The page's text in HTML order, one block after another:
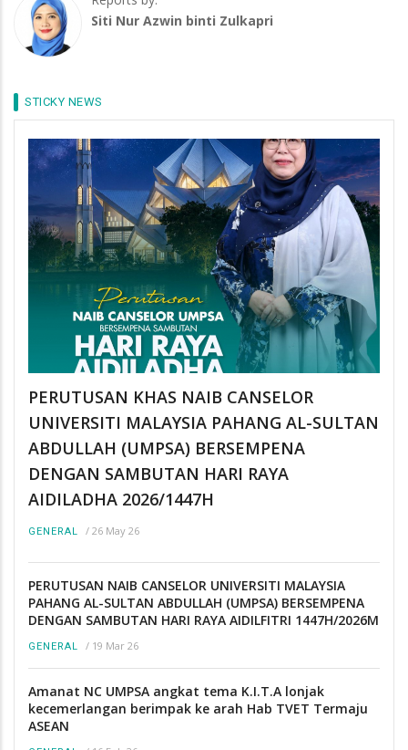
Siti Nur Azwin binti Zulkapri
STICKY NEWS
PERUTUSAN KHAS NAIB CANSELOR
UNIVERSITI MALAYSIA PAHANG AL-SULTAN
ABDULLAH (UMPSA) BERSEMPENA
DENGAN SAMBUTAN HARI RAYA
AIDILADHA 2026/1447H
GENERAL / 26 May 26
PERUTUSAN NAIB CANSELOR UNIVERSITI MALAYSIA
PAHANG AL-SULTAN ABDULLAH (UMPSA) BERSEMPENA
DENGAN SAMBUTAN HARI RAYA AIDILFITRI 1447H/2026M
GENERAL / 19 Mar 26
Amanat NC UMPSA angkat tema K.I.T.A lonjak
kecemerlangan berimpak ke arah Hab TVET Termaju
ASEAN